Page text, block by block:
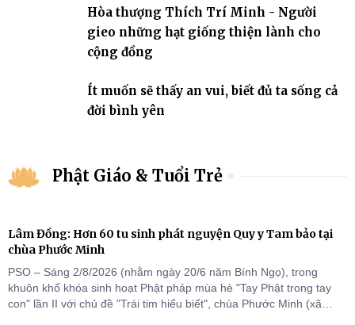
Hòa thượng Thích Trí Minh - Người
gieo những hạt giống thiện lành cho
cộng đồng
Ít muốn sẽ thấy an vui, biết đủ ta sống cả
đời bình yên
Phật Giáo & Tuổi Trẻ
Lâm Đồng: Hơn 60 tu sinh phát nguyện Quy y Tam bảo tại
chùa Phước Minh
PSO – Sáng 2/8/2026 (nhằm ngày 20/6 năm Bính Ngọ), trong
khuôn khổ khóa sinh hoạt Phật pháp mùa hè "Tay Phật trong tay
con" lần II với chủ đề "Trái tim hiểu biết", chùa Phước Minh (xã